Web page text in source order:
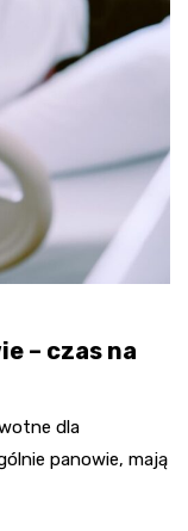
– czas na
dla
panowie, mają